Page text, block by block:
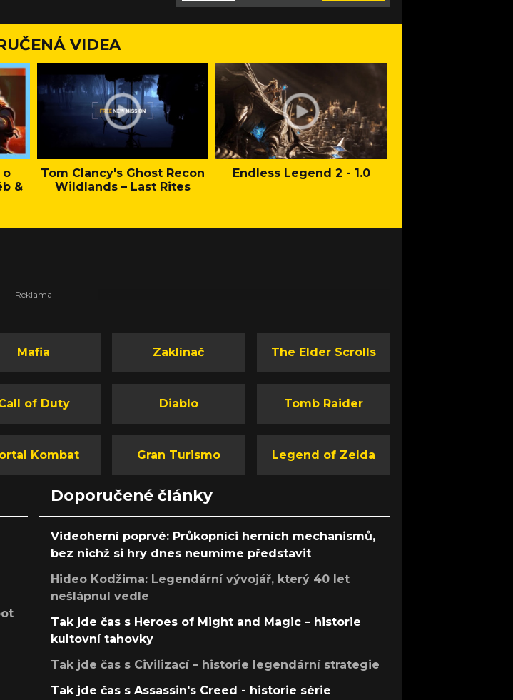
VIDEA
o
&
Tom Clancy's Ghost Recon
Wildlands – Last Rites
Endless Legend 2 - 1.0
Mafia Zaklínač The Elder Scrolls
of Duty Diablo Tomb Raider
Kombat Gran Turismo Legend of Zelda
Doporučené články
Videoherní poprvé: Průkopníci herních mechanismů,
bez nichž si hry dnes neumíme představit
Hideo Kodžima: Legendární vývojář, který 40 let
nešlápnul vedle
Tak jde čas s Heroes of Might and Magic – historie
kultovní tahovky
Tak jde čas s Civilizací – historie legendární strategie
Tak jde čas s Assassin's Creed - historie série